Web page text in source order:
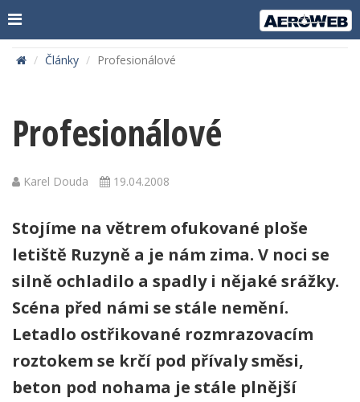
Články Profesionálové
Profesionálové
Karel Douda 19.04.2008
Stojíme na větrem ofukované ploše
letiště Ruzyně a je nám zima. V noci se
silně ochladilo a spadly i nějaké srážky.
Scéna před námi se stále nemění.
Letadlo ostřikované rozmrazovacím
roztokem se krčí pod přívaly směsi,
beton pod nohama je stále plnější